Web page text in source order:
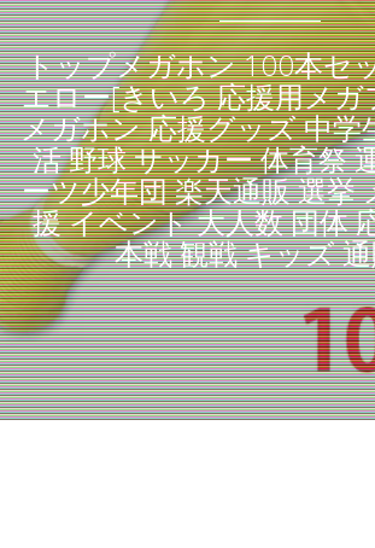
トップメガホン 100本セ
エロー[きいろ 応援用メガ
メガホン 応援グッズ 中学
活 野球 サッカー 体育祭
ーツ少年団 楽天通販 選挙
援 イベント 大人数 団体
本戦 観戦 キッズ